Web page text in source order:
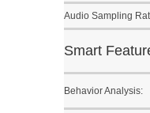
Audio Sampling
Smart
Behavior Analysis: